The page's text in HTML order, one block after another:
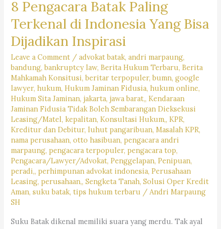
PEMBELAAN
ADVOKAT
DPC
PERADI
BANDUNG
8 Pengacara Batak Paling
Terkenal di Indonesia Yang Bisa
Dijadikan Inspirasi
Leave a Comment /advokat batak,andri marpaung,
bandung,bankruptcy law,Berita Hukum Terbaru,Berita
Mahkamah Konsitusi,beritar terpopuler,bumn,google
lawyer,hukum,Hukum Jaminan Fidusia,hukum online,
Hukum Sita Jaminan,jakarta,jawa barat,,Kendaraan
Jaminan Fidusia Tidak Boleh Sembarangan Dieksekusi
Leasing/Matel,kepalitan,Konsultasi Hukum,,KPR,
Kreditur dan Debitur,luhut pangaribuan,Masalah KPR,
nama perusahaan,otto hasibuan,pengacara andri
marpaung,pengacara terpopuler,pengacara top,
Pengacara/Lawyer/Advokat,Penggelapan,Penipuan,
peradi,,perhimpunan advokat indonesia,Perusahaan
Leasing,perusahaan,,Sengketa Tanah,Solusi Oper Kredit
Aman,suku batak,tips hukum terbaru /Andri Marpaung
SH
Suku Batak dikenal memiliki suara yang merdu. Tak ayal